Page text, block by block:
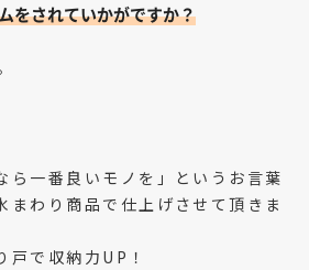
されていかがですか？
ら一番良いモノを」というお言葉
まわり商品で仕上げさせて頂きま
戸で収納力UP！